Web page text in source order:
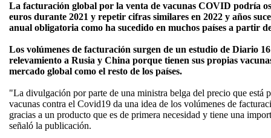
La facturación global por la venta de vacunas COVID podría
euros durante 2021 y repetir cifras similares en 2022 y años
anual obligatoria como ha sucedido en muchos países a partir
Los volúmenes de facturación surgen de un estudio de Diario
relevamiento a Rusia y China porque tienen sus propias
mercado global como el resto de los países.
"La divulgación por parte de una ministra belga del precio que está
vacunas contra el Covid19 da una idea de los volúmenes de
gracias a un producto que es de primera necesidad y tiene una
señaló la publicación.